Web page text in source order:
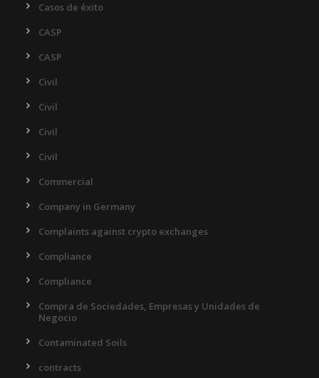
Casos de éxito
CASP
CASP
Civil
Civil
Civil
Civil
Commercial
Company in Germany
Complaints against crypto exchanges
Compliance
Compliance
Compra de Sociedades, Empresas y Unidades de
Negocio
Contaminated Soils
contracts